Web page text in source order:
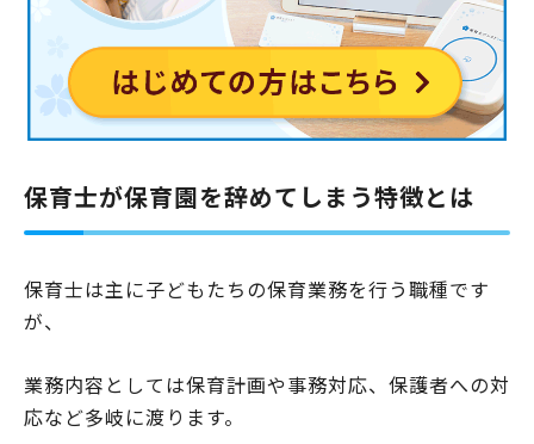
保育士が保育園を辞めてしまう特徴とは
保育士は主に子どもたちの保育業務を行う職種です
が、
業務内容としては保育計画や事務対応、保護者への対
応など多岐に渡ります。